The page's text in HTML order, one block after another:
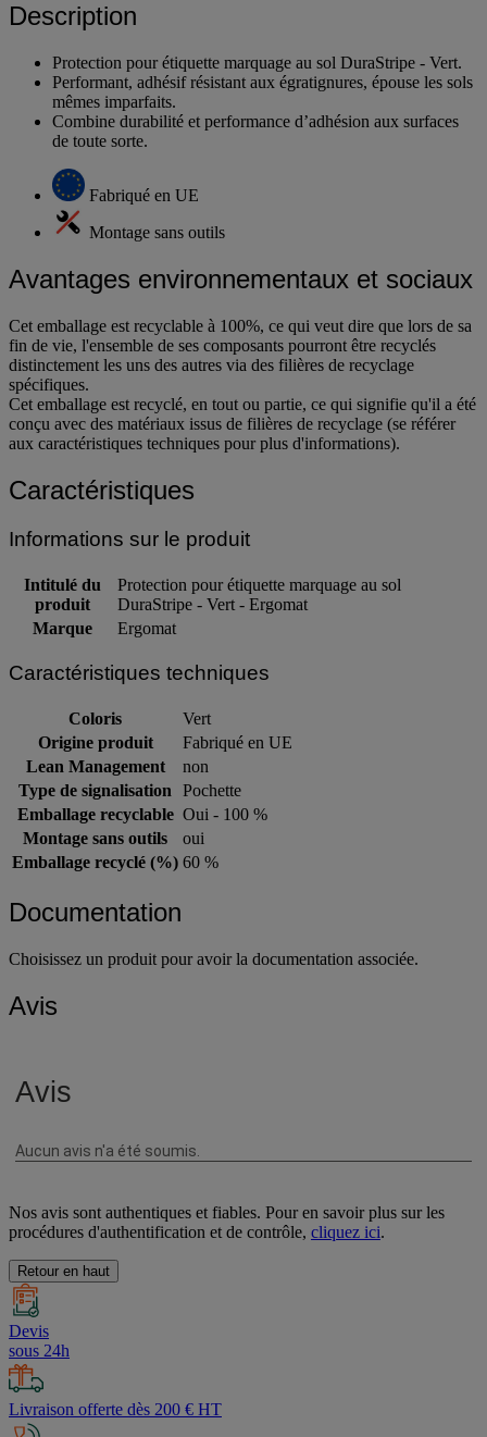
Description
Protection pour étiquette marquage au sol DuraStripe - Vert.
Performant, adhésif résistant aux égratignures, épouse les sols
mêmes imparfaits.
Combine durabilité et performance d’adhésion aux surfaces
de toute sorte.
Fabriqué en UE
Montage sans outils
Avantages environnementaux et sociaux
Cet emballage est recyclable à 100%, ce qui veut dire que lors de sa
fin de vie, l'ensemble de ses composants pourront être recyclés
distinctement les uns des autres via des filières de recyclage
spécifiques.
Cet emballage est recyclé, en tout ou partie, ce qui signifie qu'il a été
conçu avec des matériaux issus de filières de recyclage (se référer
aux caractéristiques techniques pour plus d'informations).
Caractéristiques
Informations sur le produit
Intitulé du
produit
Protection pour étiquette marquage au sol
DuraStripe - Vert - Ergomat
Marque
Ergomat
Caractéristiques techniques
Coloris
Vert
Origine produit
Fabriqué en UE
Lean Management
non
Type de signalisation
Pochette
Emballage recyclable Oui - 100 %
Montage sans outils
oui
Emballage recyclé (%) 60 %
Documentation
Choisissez un produit pour avoir la documentation associée.
Avis
Nos avis sont authentiques et fiables. Pour en savoir plus sur les
procédures d'authentification et de contrôle, cliquez ici.
Retour en haut
Devis
sous 24h
Livraison offerte dès 200 € HT